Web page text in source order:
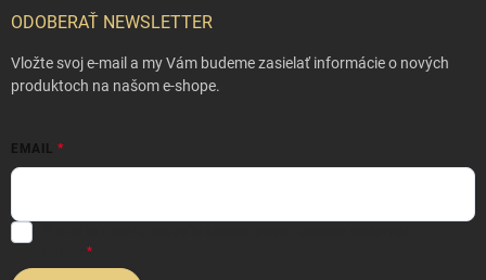
ODOBERAŤ NEWSLETTER
Vložte svoj e-mail a my Vám budeme zasielať informácie o nových
produktoch na našom e-shope.
EMAIL